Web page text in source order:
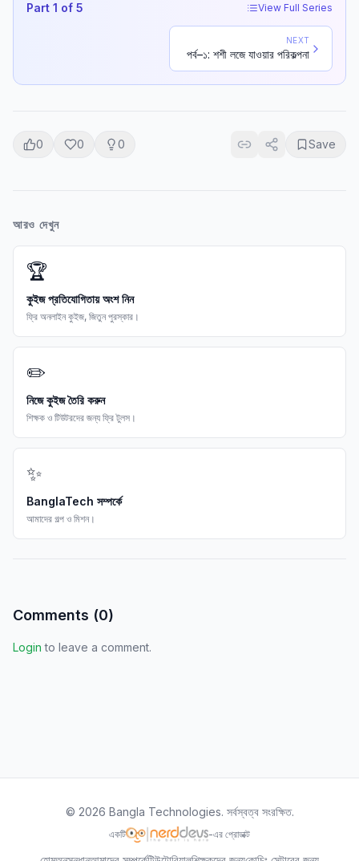
Part 1 of 5 View Full Series
NEXT
পর্ব–১: শশী লজে যাওয়ার পরিকল্পনা
0 0 0 Save
আরও দেখুন
🏆
কুইজ প্রতিযোগিতায় অংশ নিন
ফ্রি অনলাইন কুইজ, জিতুন পুরস্কার।
✏️
নিজে কুইজ তৈরি করুন
শিক্ষক ও টিউটরদের জন্য ফ্রি টুলস।
✨
BanglaTech সম্পর্কে
আমাদের গল্প ও মিশন।
Comments (0)
Login to leave a comment.
© 2026 Bangla Technologies. সর্বস্বত্ব সংরক্ষিত.
একটি -এর প্রোডাক্ট